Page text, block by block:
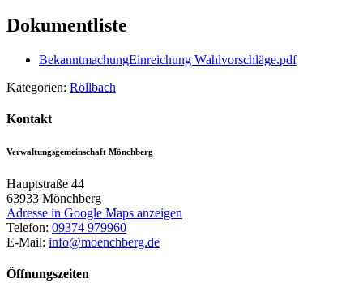
Dokumentliste
BekanntmachungEinreichung Wahlvorschläge.pdf
Kategorien: Röllbach
Kontakt
Verwaltungsgemeinschaft Mönchberg
Hauptstraße 44
63933 Mönchberg
Adresse in Google Maps anzeigen
Telefon: 09374 979960
E-Mail: info@moenchberg.de
Öffnungszeiten